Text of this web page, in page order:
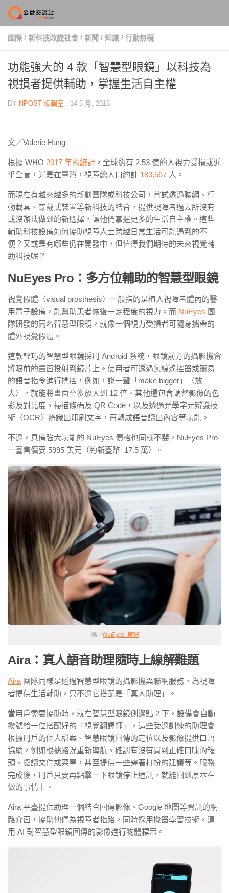
Skip to content
國際 / 新科技改變社會 / 新聞 / 知識 / 行動無礙
功能強大的 4 款「智慧型眼鏡」以科技為
視損者提供輔助，掌握生活自主權
BY NPOST 編輯室 · 14 5 月, 2018
文／Valerie Hung
根據 WHO 2017 年的統計 ，全球約有 2.53 億的人視力受損或近
乎全盲，光是在臺灣，視障總人口約計 183,567 人。
而現在有越來越多的新創團隊或科技公司，嘗試透過聯網、行
動載具、穿戴式裝置等新科技的結合，提供視障者過去所沒有
或沒辦法做到的新選擇，讓他們掌握更多的生活自主權。這些
輔助科技設備如何協助視障人士跨越日常生活可能遇到的不
便？又或是有哪些仍在開發中，但值得我們期待的未來視覺輔
助科技呢？
NuEyes Pro：多方位輔助的智慧型眼鏡
視覺假體（visual prosthesis）一般指的是植入視障者體內的醫
用電子設備，能幫助患者恢復一定程度的視力。而 NuEyes 團
隊研發的同名智慧型眼鏡，就像一個視力受損者可隨身攜帶的
體外視覺假體。
這款輕巧的智慧型眼鏡採用 Android 系統，眼鏡前方的攝影機會
將眼前的畫面投射到鏡片上。使用者可透過無線遙控器或簡易
的語音指令進行操控，例如，說一聲「 make bigger」
（放
大），就能將畫面至多放大到 12 倍。其他還包含調整影像的色
彩及對比度、掃描條碼及 QR Code ，以及透過光學字元辨識技
術（OCR）辨識出印刷文字，再轉成語音讀出內容等功能。
不過，具備強大功能的 NuEyes 價格也同樣不斐， NuEyes Pro
一臺售價要 5995 美元（約新臺幣 17.5 萬）。
圖／NuEyes 官網
Aira：真人語音助理隨時上線解難題
Aira 團隊同樣是透過智慧型眼鏡的攝影機與聯網服務，為視障
者提供生活輔助，只不過它搭配是「真人助理」。
當用戶需要協助時，就在智慧型眼鏡側邊點 2 下，設備會自動
撥號給一位搭配好的「視覺翻譯師」，這些受過訓練的助理會
根據用戶的個人檔案、智慧眼鏡回傳的定位以及影像提供口語
協助，例如根據路況重新導航、確認有沒有買到正確口味的罐
頭、閱讀文件或菜單，甚至提供一些穿著打扮的建議等。服務
完成後，用戶只要再點擊一下眼鏡停止通訊，就能回到原本在
做的事情上。
Aira 平臺提供助理一個結合回傳影像、 Google 地圖等資訊的網
路介面，協助他們為視障者指路，同時採用機器學習技術，運
用 AI 對智慧型眼鏡回傳的影像進行物體標示。